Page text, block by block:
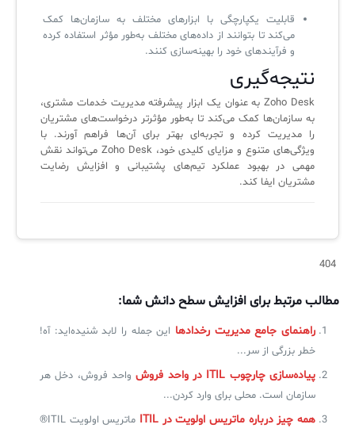
قابلیت یکپارچگی با ابزارهای مختلف به سازمان‌ها کمک
می‌کند تا بتوانند از داده‌های مختلف به‌طور مؤثر استفاده کرده
و فرآیندهای خود را بهینه‌سازی کنند.
نتیجه‌گیری
Zoho Desk به عنوان یک ابزار پیشرفته مدیریت خدمات مشتری،
به سازمان‌ها کمک می‌کند تا به‌طور مؤثرتر درخواست‌های مشتریان
را مدیریت کرده و تجربه‌ای بهتر برای آن‌ها فراهم آورند. با
ویژگی‌های متنوع و مزایای کلیدی خود، Zoho Desk می‌تواند نقش
مهمی در بهبود عملکرد تیم‌های پشتیبانی و افزایش رضایت
مشتریان ایفا کند.
404
مطالب مرتبط برای افزایش سطح دانش شما:
راهنمای جامع مدیریت رخدادها این جمله را لابد شنیده‌اید: آه!
خطر بزرگی از سر...
پیاده‌سازی چارچوب ITIL در واحد فروش
واحد فروش، دخل هر
سازمان است. محلی برای وارد کردن...
همه چیز درباره ماتریس اولویت‌ در ITIL
ماتریس اولویت‌ ITIL®